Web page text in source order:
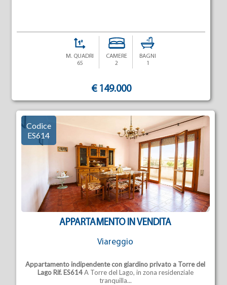
M. QUADRI
65
CAMERE
2
BAGNI
1
€ 149.000
APPARTAMENTO IN VENDITA
Viareggio
Codice
ES614
Appartamento indipendente con giardino privato a Torre del
Lago Rif. ES614A Torre del Lago, in zona residenziale
tranquilla...